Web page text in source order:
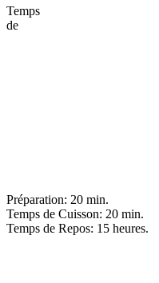
Temps
de
Préparation: 20 min.
Temps de Cuisson: 20 min.
Temps de Repos: 15 heures.